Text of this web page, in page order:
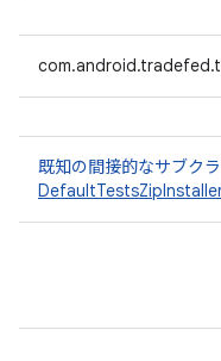
既知の間接的なサブク